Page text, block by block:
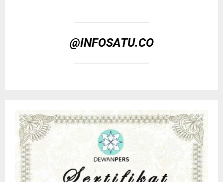
@INFOSATU.CO